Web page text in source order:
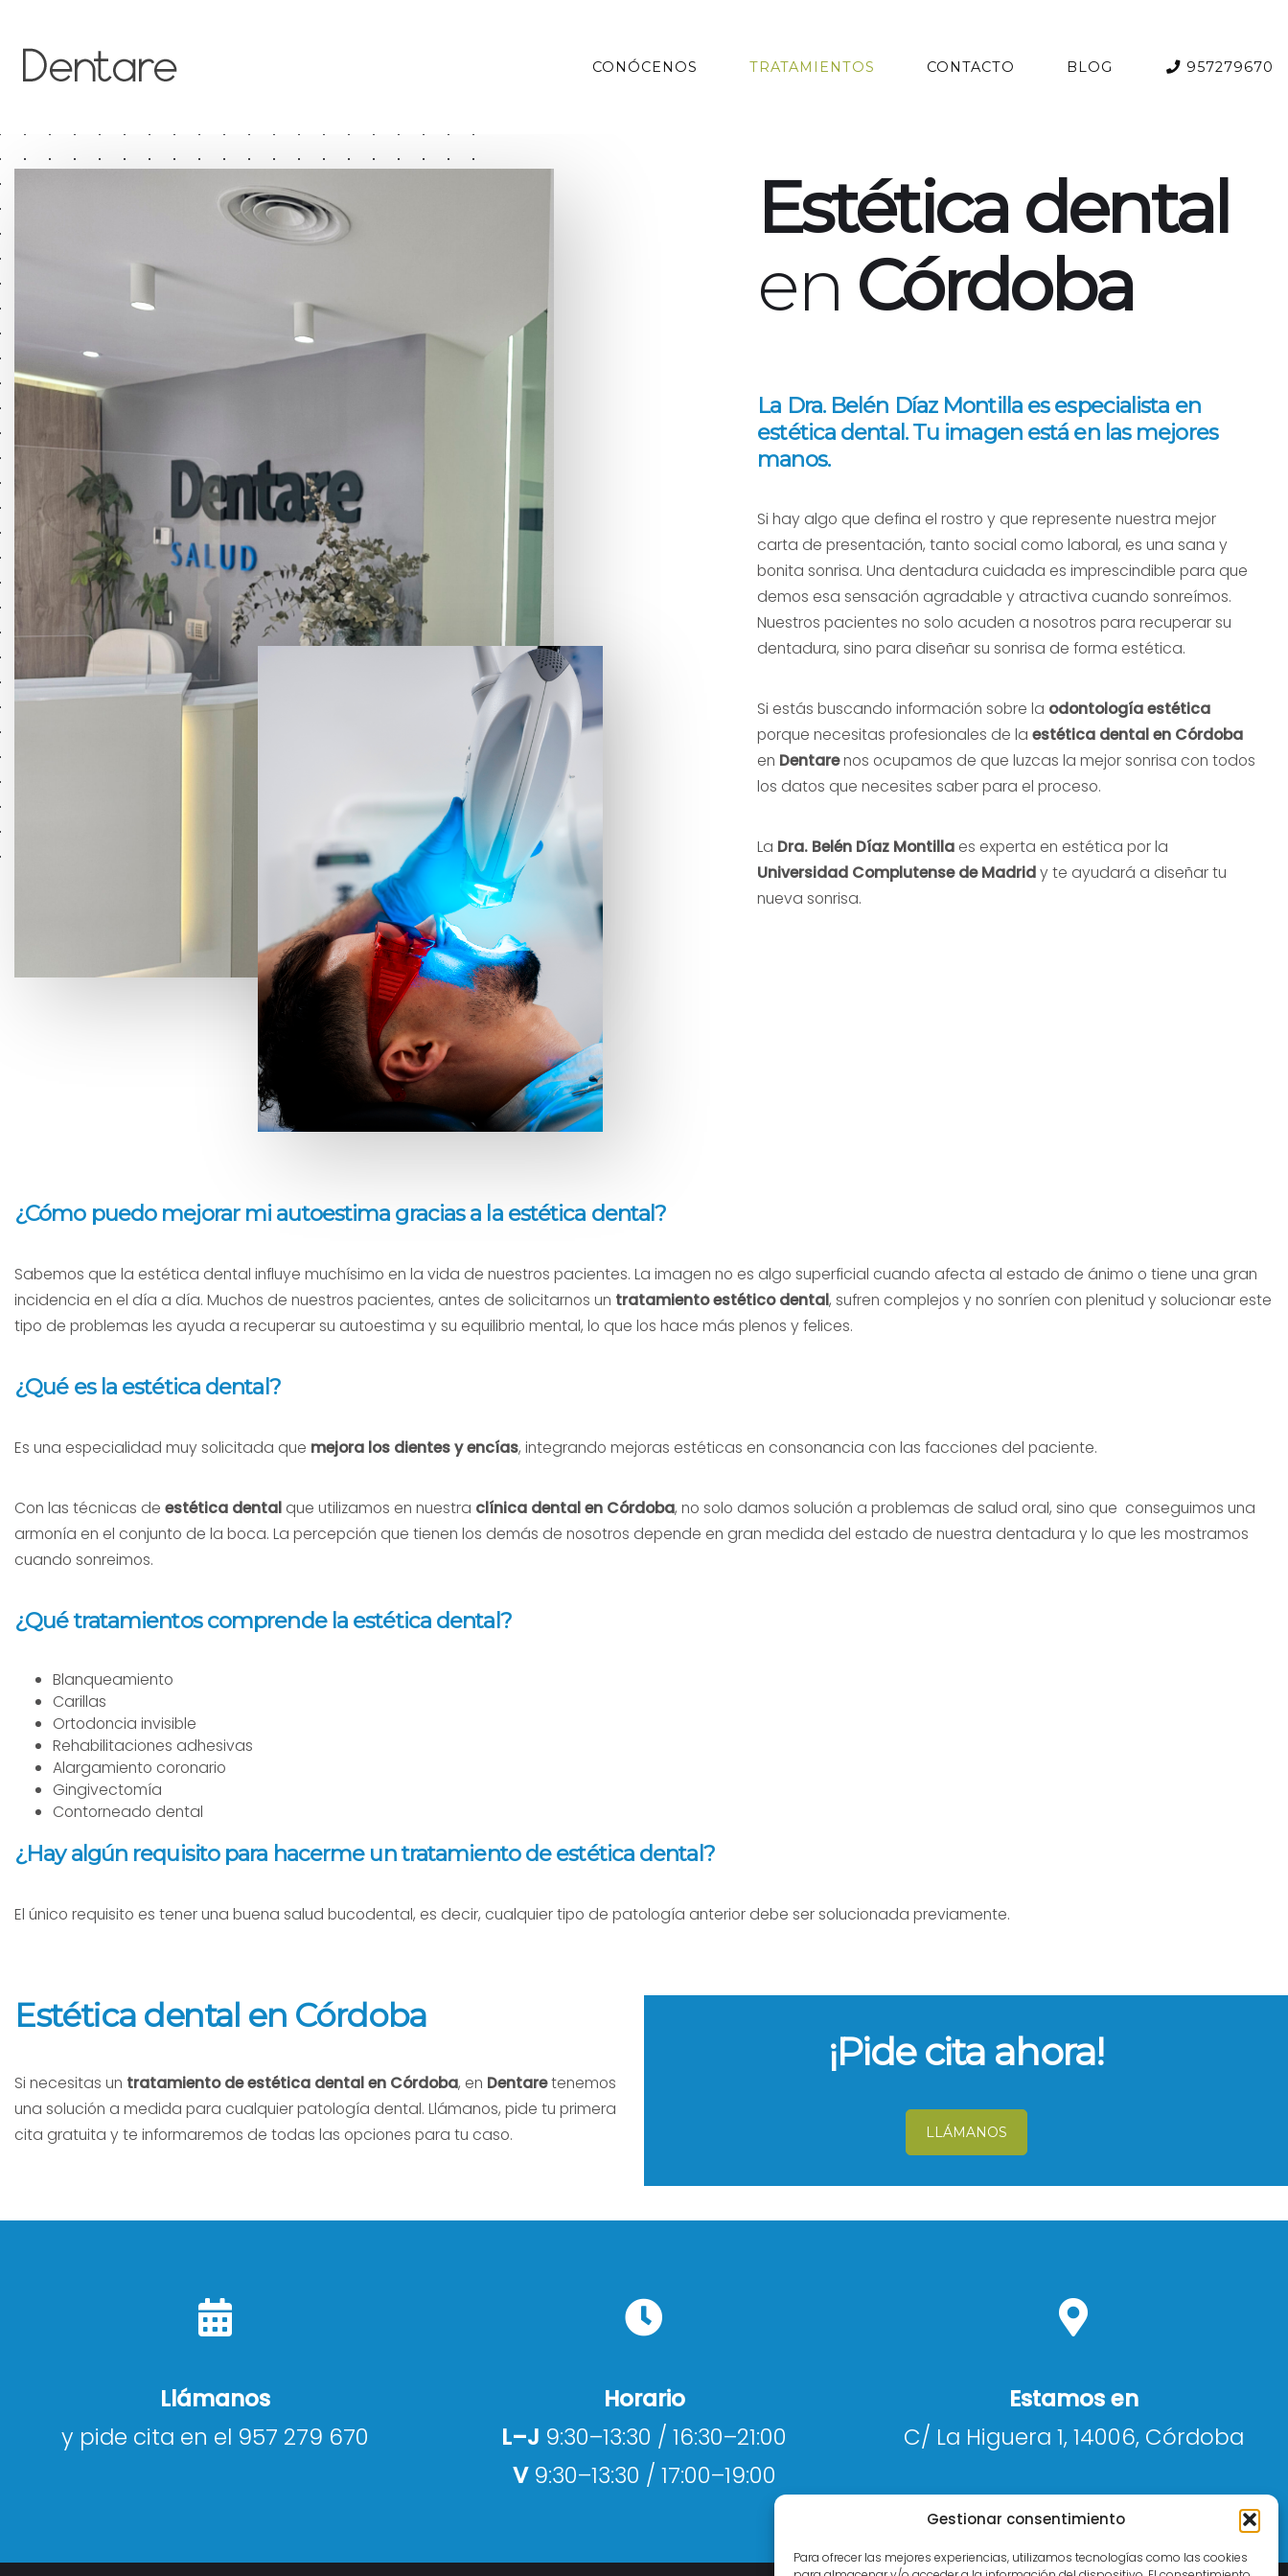
Gestionar consentimiento
Para ofrecer las mejores experiencias, utilizamos tecnologías como las cookies
CONÓCENOS TRATAMIENTOS CONTACTO BLOG 957279670
Estética dental
en Córdoba
La Dra. Belén Díaz Montilla es especialista en
estética dental. Tu imagen está en las mejores
manos.
Si hay algo que defina el rostro y que represente nuestra mejor
carta de presentación, tanto social como laboral, es una sana y
bonita sonrisa. Una dentadura cuidada es imprescindible para que
demos esa sensación agradable y atractiva cuando sonreímos.
Nuestros pacientes no solo acuden a nosotros para recuperar su
dentadura, sino para diseñar su sonrisa de forma estética.
Si estás buscando información sobre la odontología estética
porque necesitas profesionales de laestética dental en Córdoba
en Dentarenos ocupamos de que luzcas la mejor sonrisa con todos
los datos que necesites saber para el proceso.
La Dra. Belén Díaz Montilla es experta en estética por la
Universidad Complutense de Madridy te ayudará a diseñar tu
nueva sonrisa.
¿Cómo puedo mejorar mi autoestima gracias a la estética dental?
Sabemos que la estética dental influye muchísimo en la vida de nuestros pacientes. La imagen no es algo superficial cuando afecta al estado de ánimo o tiene una gran
incidencia en el día a día. Muchos de nuestros pacientes, antes de solicitarnos un tratamiento estético dental, sufren complejos y no sonríen con plenitud y solucionar este
tipo de problemas les ayuda a recuperar su autoestima y su equilibrio mental, lo que los hace más plenos y felices.
¿Qué es la estética dental?
Es una especialidad muy solicitada que mejora los dientes y encías, integrando mejoras estéticas en consonancia con las facciones del paciente.
Con las técnicas de estética dental que utilizamos en nuestra clínica dental en Córdoba, no solo damos solución a problemas de salud oral, sino que conseguimos una
armonía en el conjunto de la boca. La percepción que tienen los demás de nosotros depende en gran medida del estado de nuestra dentadura y lo que les mostramos
cuando sonreimos.
¿Qué tratamientos comprende la estética dental?
Blanqueamiento
Carillas
Ortodoncia invisible
Rehabilitaciones adhesivas
Alargamiento coronario
Gingivectomía
Contorneado dental
¿Hay algún requisito para hacerme un tratamiento de estética dental?
El único requisito es tener una buena salud bucodental, es decir, cualquier tipo de patología anterior debe ser solucionada previamente.
Estética dental en Córdoba
Si necesitas un tratamiento de estética dental en Córdoba, en Dentaretenemos
una solución a medida para cualquier patología dental. Llámanos, pide tu primera
cita gratuita y te informaremos de todas las opciones para tu caso.
¡Pide cita ahora!
LLÁMANOS
Llámanos
y pide cita en el 957 279 670
Horario
L–J 9:30–13:30 / 16:30–21:00
V9:30–13:30 / 17:00–19:00
Estamos en
C/ La Higuera 1, 14006, Córdoba